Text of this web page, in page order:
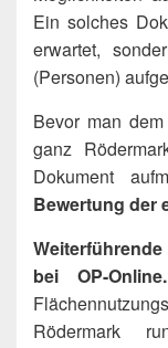
Ein solches
erwartet,
(Personen)
Bevor man
ganz
Dokument
Bewertung der
bei OP-Online.
Rödermark